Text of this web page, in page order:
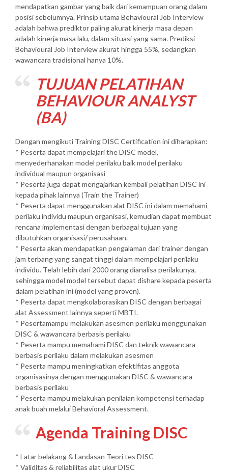
mendapatkan gambar yang baik dari kemampuan orang dalam
posisi sebelumnya. Prinsip utama Behavioural Job Interview
adalah bahwa prediktor paling akurat kinerja masa depan
adalah kinerja masa lalu, dalam situasi yang sama. Prediksi
Behavioural Job Interview akurat hingga 55%, sedangkan
wawancara tradisional hanya 10%.
TUJUAN PELATIHAN
BEHAVIOUR ANALYST
(BA)
Dengan mengikuti Training DISC Certification ini diharapkan:
* Peserta dapat mempelajari the DISC model,
menyederhanakan model perilaku baik model perilaku
individual maupun organisasi
* Peserta juga dapat mengajarkan kembali pelatihan DISC ini
kepada pihak lainnya (Train the Trainer)
* Peserta dapat menggunakan alat DISC ini dalam memahami
perilaku individu maupun organisasi, kemudian dapat membuat
rencana implementasi dengan berbagai tujuan yang
dibutuhkan organisasi/ perusahaan.
* Peserta akan mendapatkan pengalaman dari trainer dengan
jam terbang yang sangat tinggi dalam mempelajari perilaku
individu. Telah lebih dari 2000 orang dianalisa perilakunya,
sehingga model model tersebut dapat dishare kepada peserta
dalam pelatihan ini (model yang proven).
* Peserta dapat mengkolaborasikan DISC dengan berbagai
alat Assessment lainnya seperti MBTI.
* Pesertamampu melakukan asesmen perilaku menggunakan
DISC & wawancara berbasis perilaku
* Peserta mampu memahami DISC dan teknik wawancara
berbasis perilaku dalam melakukan asesmen
* Peserta mampu meningkatkan efektifitas anggota
organisasinya dengan menggunakan DISC & wawancara
berbasis perilaku
* Peserta mampu melakukan penilaian kompetensi terhadap
anak buah melalui Behavioral Assessment.
Agenda Training DISC
* Latar belakang & Landasan Teori tes DISC
* Validitas & reliabilitas alat ukur DISC